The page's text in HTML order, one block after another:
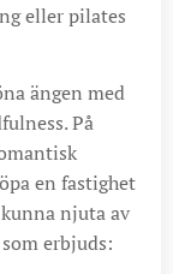
eller pilates
ängen med
På
en fastighet
njuta av
erbjuds: